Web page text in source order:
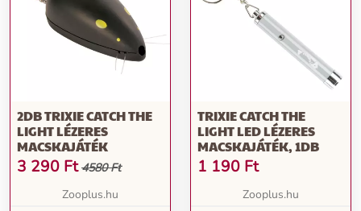
2DB TRIXIE CATCH THE
LIGHT LÉZERES
MACSKAJÁTÉK
3 290 Ft 4580 Ft
Zooplus.hu
TRIXIE CATCH THE
LIGHT LED LÉZERES
MACSKAJÁTÉK, 1DB
1 190 Ft
Zooplus.hu